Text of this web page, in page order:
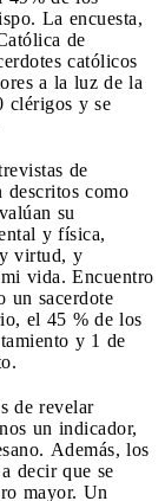
La encuesta,
de
católicos
a la luz de la
clérigos y se
de
descritos como
su
y física,
virtud, y
vida. Encuentro
un sacerdote
el 45 % de los
y 1 de
de revelar
un indicador,
Además, los
decir que se
mayor. Un